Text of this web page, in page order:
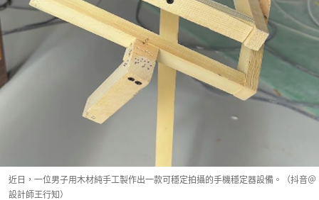
近日，一位男子用木材純手工製作出一款可穩定拍攝的手機穩定器設備。（抖音＠
設計師王行知）